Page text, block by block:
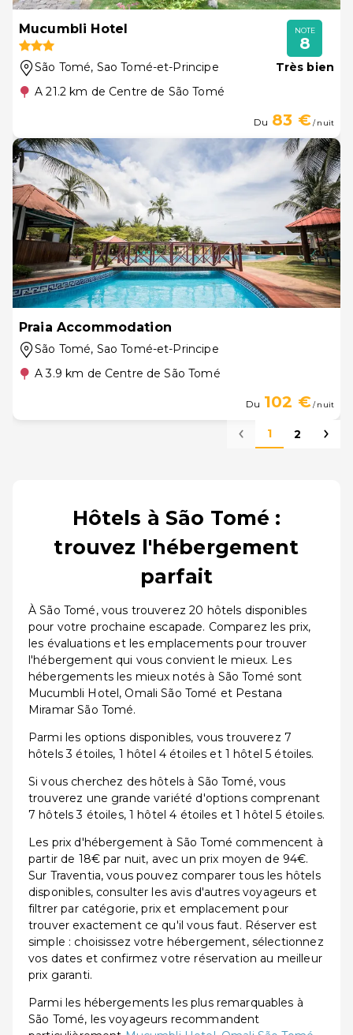
Mucumbli Hotel
São Tomé, Sao Tomé-et-Principe
A 21.2 km de Centre de São Tomé
NOTE
8
Très bien
Du 83 €/ nuit
Praia Accommodation
São Tomé, Sao Tomé-et-Principe
A 3.9 km de Centre de São Tomé
Du 102 €/ nuit
1 2
Hôtels à São Tomé :
trouvez l'hébergement
parfait
À São Tomé, vous trouverez 20 hôtels disponibles
pour votre prochaine escapade. Comparez les prix,
les évaluations et les emplacements pour trouver
l'hébergement qui vous convient le mieux. Les
hébergements les mieux notés à São Tomé sont
Mucumbli Hotel, Omali São Tomé et Pestana
Miramar São Tomé.
Parmi les options disponibles, vous trouverez 7
hôtels 3 étoiles, 1 hôtel 4 étoiles et 1 hôtel 5 étoiles.
Si vous cherchez des hôtels à São Tomé, vous
trouverez une grande variété d'options comprenant
7 hôtels 3 étoiles, 1 hôtel 4 étoiles et 1 hôtel 5 étoiles.
Les prix d'hébergement à São Tomé commencent à
partir de 18€ par nuit, avec un prix moyen de 94€.
Sur Traventia, vous pouvez comparer tous les hôtels
disponibles, consulter les avis d'autres voyageurs et
filtrer par catégorie, prix et emplacement pour
trouver exactement ce qu'il vous faut. Réserver est
simple : choisissez votre hébergement, sélectionnez
vos dates et confirmez votre réservation au meilleur
prix garanti.
Parmi les hébergements les plus remarquables à
São Tomé, les voyageurs recommandent